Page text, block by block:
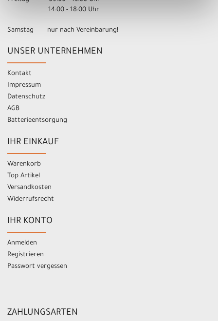
14:00 - 18:00 Uhr
Samstag nur nach Vereinbarung!
UNSER UNTERNEHMEN
Kontakt
Impressum
Datenschutz
AGB
Batterieentsorgung
IHR EINKAUF
Warenkorb
Top Artikel
Versandkosten
Widerrufsrecht
IHR KONTO
Anmelden
Registrieren
Passwort vergessen
ZAHLUNGSARTEN